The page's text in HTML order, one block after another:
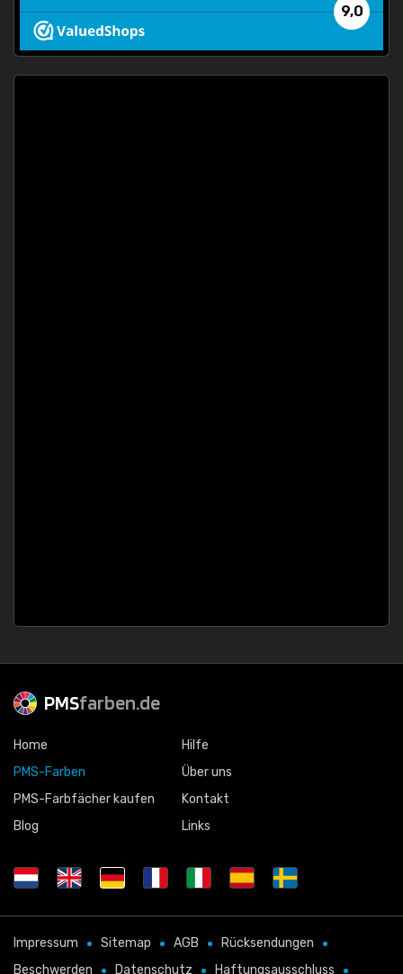
9,0
PMSfarben.de
Home
PMS-Farben
PMS-Farbfächer kaufen
Blog
Hilfe
Über uns
Kontakt
Links
Impressum Sitemap AGB
Rücksendungen
Beschwerden
Datenschutz Haftungsausschluss